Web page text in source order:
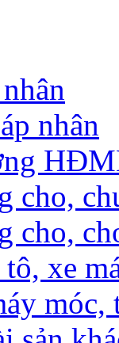
nhân
cho,
cho,
xe
móc,